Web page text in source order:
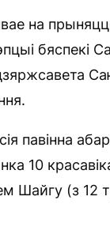
на
бяспекі
павінна
10
Шайгу (з 12